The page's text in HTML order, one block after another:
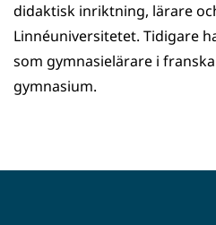
didaktisk inriktning, lärare
Linnéuniversitetet. Tidigare
som gymnasielärare i
gymnasium.